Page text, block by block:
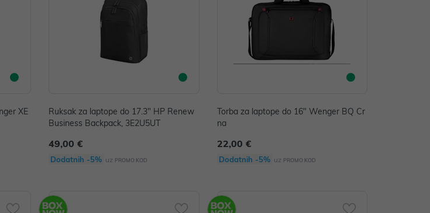
XE
Ruksak za laptope do 17.3" HP Renew
Business Backpack, 3E2U5UT
49,00 €
Dodatnih -5% uz PROMO KOD
Torba za laptope do 16" Wenger BQ Cr
na
22,00 €
Dodatnih -5% uz PROMO KOD